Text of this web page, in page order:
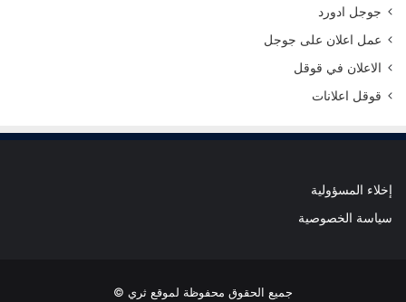
جوجل ادورد
عمل اعلان على جوجل
الاعلان في قوقل
قوقل اعلانات
إخلاء المسؤولية
سياسة الخصوصية
جميع الحقوق محفوظة لموقع ثري ©